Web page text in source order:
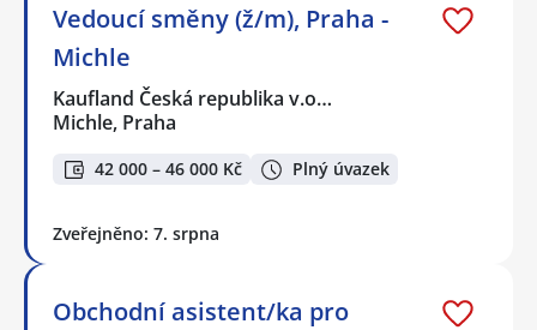
Vedoucí směny (ž/m), Praha -
Michle
Kaufland Česká republika v.o…
Michle, Praha
42 000 – 46 000 Kč Plný úvazek
Zveřejněno: 7. srpna
Obchodní asistent/ka pro